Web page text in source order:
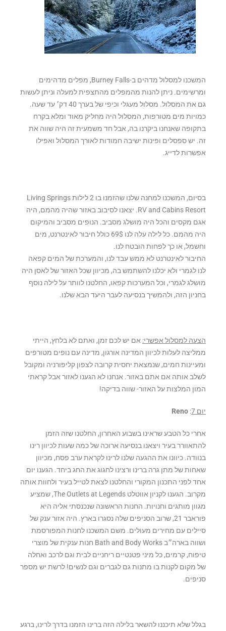
המשכנו למסלול מדהים ב-Burney Falls, מפלים מדהימים
ומרשימים. ניתן להנות מהמפלים מהתצפית למעלה וניתן לעשות
גם את המסלול. מסלול מעגלי וכיפי של בערך 40 דק׳ עד שעה.
כמויות מים מטורפות, המסלול היה מחליק מאוד ומלא בקרח
בתקופה שאנחנו ביקרנו בה, אבל חד משמעית זה היה שווה את
זה. יש ספסלים ופינות ישיבה חמודות לאורך המסלול ואפילו
אפשרות לדייג.
בסיום, המשכנו למחנה שלנו שהזמנו בו 2 לילות Living Springs
RV and Cabins Resort. יצאנו לסיבוב באזור שהיה מהמם, היה
אגם מקסים והכל היה מושלג מסביב. הנופים מסביב והמיקום
היה מהמם. כל לילה עלה לנו 69$ כולל חיבור לאינטרנט, מים
וחשמל, או כך לפחות הובטח לנו.
החיבור לאינטרנט לא ממש עבד לנו, והמערכת של המים קפאה
לנו לגמרי ולא יכלנו להשתמש בה, מכיוון שכל האזור של לאסן היה
מושלג לגמרי, וכל המערכות קפאו, החלטנו לוותר על לילה נוסף
בחניון הזה, ולהמשיך בנסיעה לעבר היעד הבא שלנו.
הצעה למסלול אפשרי: אם יש לכם זמן, ואתם לא בלחץ, הייתי
ממליצה לעלות לכיוון המדינה אורגון, מדינה עם נופים מטורפים
ומעיינות חמים, שנמצאת יחסית קרובה לצפון קליפורניה ומקובל
לשלב אותה אם אתם באזור. אנחנו לא הגענו לאזור אבל קראתי
המון המלצות על האזור- שווה בדיקה!
יום 7 :
Reno
אחרי כל הטבע שראינו בשבוע האחרון, החלטנו שזה הזמן
להתאוורר בעיר ויצאנו בנסיעה ארוכה של כמה שעות לכיוון רינו
בנוודה. כיוונו את ההגעה שלנו לרינו לקראת ערב פסח, מכיוון
שאחות של מתן גרה ברינו ורצינו לחגוג את החג ביחד. הגענו יום
אחד לפני התכנון המקורי והחלטנו לצאת לטייל בעיר ולחוות אותה
מקרוב. הגענו לקניון אווטלט The Outlets at Legends, שמציע
מגוון מותגים וחנויות. החנות הראשונה שנכנסתי אליה היא
פוראבר 21, שרוב הסניפים שלה נסגרו בארץ. היה אזור ענק של
סיילים עם מחירים מעולים. משם המשכנו לחנות המפורסמת
ושווה בארה״ב Bath and Body Works חנות ענקית של מוצרי
טיפוח, קרמים, כל מיני פטנטיים ריחניים לבית וגם לרכב ואחלה
של מקום לקנות בו מתנות גם לגברים וגם לנשים! לרשת יש מספר
סניפים.
בגלל שלא תיכננו להשאר בלילה הזה ברינו הזמנו בדרך לרינו, ברגע